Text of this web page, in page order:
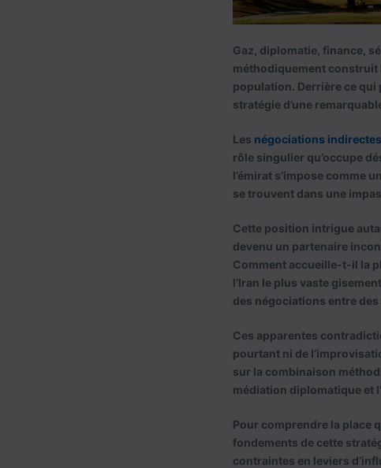
Gaz, diplomatie, finance,
méthodiquement construit
population. Derrière ce qui
stratégie d’une
Les négociations
rôle singulier qu’occupe
l’émirat s’impose comme
se trouvent dans une
Cette position intrigue
devenu un partenaire
Comment accueille-t-il la
l’Iran le plus vaste
des négociations entre
Ces apparentes
pourtant ni de
sur la combinaison
médiation diplomatique et
Pour comprendre la place
fondements de cette
contraintes en leviers